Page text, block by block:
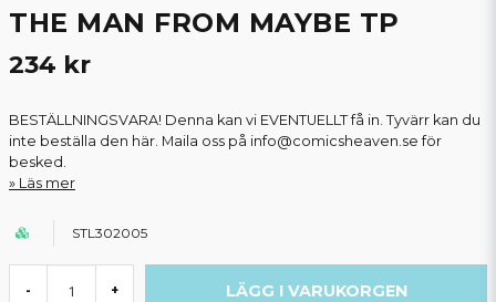
THE MAN FROM MAYBE TP
234 kr
BESTÄLLNINGSVARA! Denna kan vi EVENTUELLT få in. Tyvärr kan du
inte beställa den här. Maila oss på info@comicsheaven.se för
besked.
Läs mer
STL302005
- + LÄGG I VARUKORGEN